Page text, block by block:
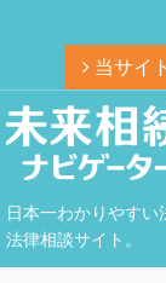
当サイ
日本一わかりやす
法律相談サイト。